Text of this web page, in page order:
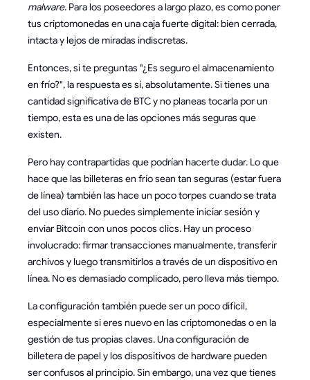
malware. Para los poseedores a largo plazo, es como poner
tus criptomonedas en una caja fuerte digital: bien cerrada,
intacta y lejos de miradas indiscretas.
Entonces, si te preguntas "¿Es seguro el almacenamiento
en frío?", la respuesta es sí, absolutamente. Si tienes una
cantidad significativa de BTC y no planeas tocarla por un
tiempo, esta es una de las opciones más seguras que
existen.
Pero hay contrapartidas que podrían hacerte dudar. Lo que
hace que las billeteras en frío sean tan seguras (estar fuera
de línea) también las hace un poco torpes cuando se trata
del uso diario. No puedes simplemente iniciar sesión y
enviar Bitcoin con unos pocos clics. Hay un proceso
involucrado: firmar transacciones manualmente, transferir
archivos y luego transmitirlos a través de un dispositivo en
línea. No es demasiado complicado, pero lleva más tiempo.
La configuración también puede ser un poco difícil,
especialmente si eres nuevo en las criptomonedas o en la
gestión de tus propias claves. Una configuración de
billetera de papel y los dispositivos de hardware pueden
ser confusos al principio. Sin embargo, una vez que tienes